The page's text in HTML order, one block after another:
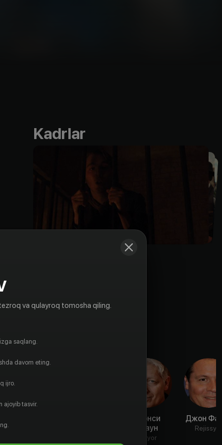
Kadrlar
Кэрредин
Клэнси
Браун
Aktyor
Джон
Rejissyor
va qulayroq tomosha qiling.
saqlang.
davom eting.
ijro.
ajoyib tasvir.